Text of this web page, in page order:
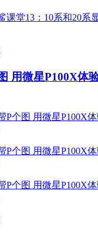
用微星P100X体